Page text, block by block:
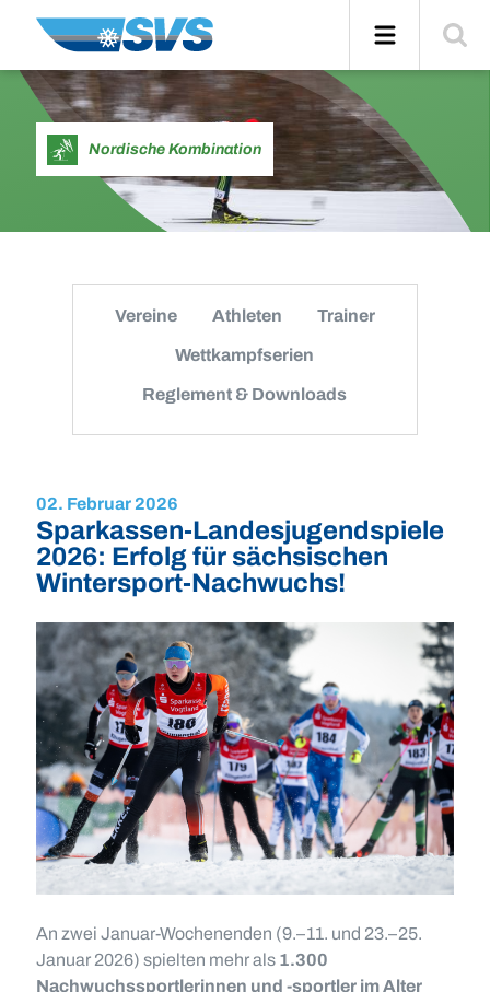
Inhalt
Nordische Kombination
Vereine Athleten Trainer
Wettkampfserien
Reglement & Downloads
02. Februar 2026
Sparkassen-Landesjugendspiele
2026: Erfolg für sächsischen
Wintersport-Nachwuchs!
An zwei Januar-Wochenenden (9.–11. und 23.–25.
Januar 2026) spielten mehr als 1.300
Nachwuchssportlerinnen und -sportler im Alter